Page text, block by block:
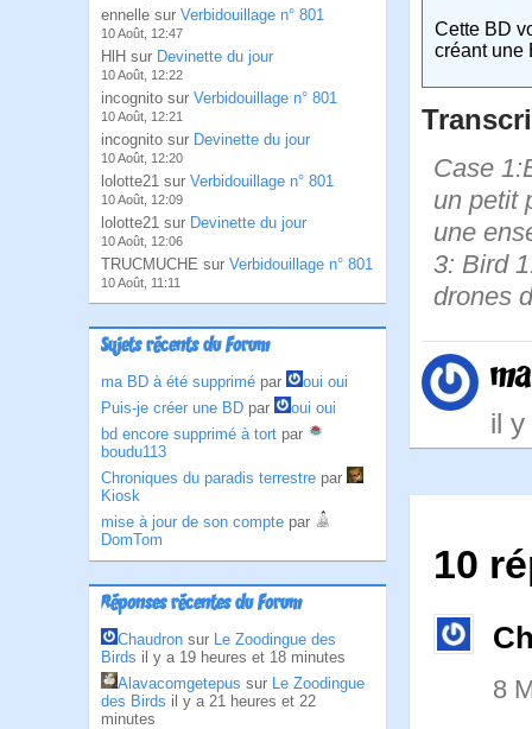
ennelle sur Verbidouillage n° 801
10 Août, 12:47
HlH sur Devinette du jour
10 Août, 12:22
incognito sur Verbidouillage n° 801
10 Août, 12:21
incognito sur Devinette du jour
10 Août, 12:20
lolotte21 sur Verbidouillage n° 801
10 Août, 12:09
lolotte21 sur Devinette du jour
10 Août, 12:06
TRUCMUCHE sur Verbidouillage n° 801
10 Août, 11:11
Sujets récents du Forum
ma BD à été supprimé par
oui oui
Puis-je créer une BD par
oui oui
bd encore supprimé à tort par
boudu113
Chroniques du paradis terrestre par
Kiosk
mise à jour de son compte par
DomTom
Réponses récentes du Forum
Chaudron sur Le Zoodingue des
Birds il y a 19 heures et 18 minutes
Alavacomgetepus sur Le Zoodingue
des Birds il y a 21 heures et 22
minutes
Cette BD
créant une
Case
un petit
une
3: Bird
drones
il
10
8